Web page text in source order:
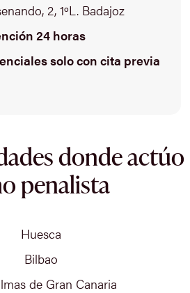
2, 1ºL. Badajoz
24 horas
solo con cita previa
donde actúo
penalista
Huesca
Bilbao
de Gran Canaria